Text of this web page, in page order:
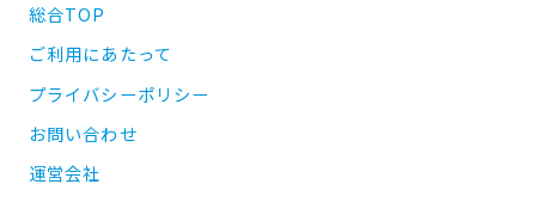
総合TOP
ご利用にあたって
プライバシーポリシー
お問い合わせ
運営会社